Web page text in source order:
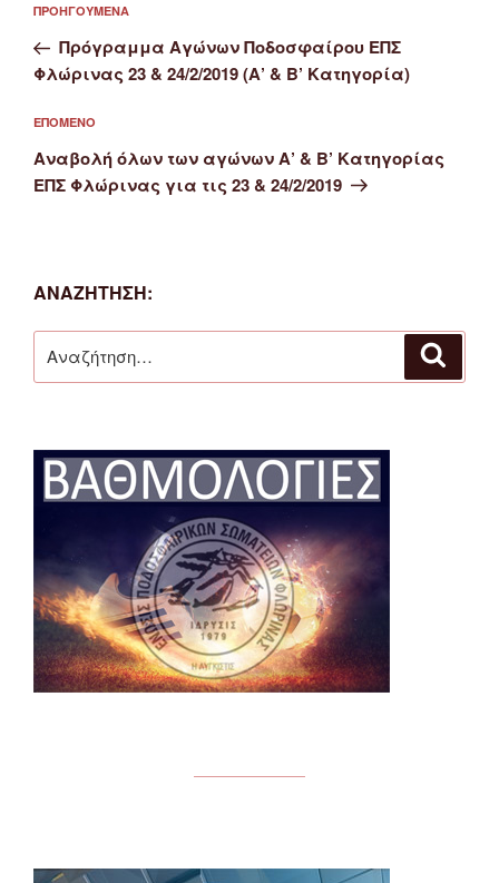
άρθρων
Προηγούμενο
άρθρο
ΠΡΟΗΓΟΎΜΕΝΑ
Πρόγραμμα Αγώνων Ποδοσφαίρου ΕΠΣ
Φλώρινας 23 & 24/2/2019 (Α’ & Β’ Κατηγορία)
Επόμενο
άρθρο
ΕΠΌΜΕΝΟ
Αναβολή όλων των αγώνων Α’ & Β’ Κατηγορίας
ΕΠΣ Φλώρινας για τις 23 & 24/2/2019
ΑΝΑΖΉΤΗΣΗ:
για: